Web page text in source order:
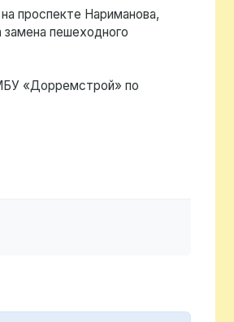
проспекте Нариманова,
пешеходного
«Дорремстрой» по